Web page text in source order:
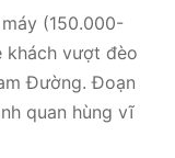
(150.000-
vượt đèo
Đường. Đoạn
quan hùng vĩ